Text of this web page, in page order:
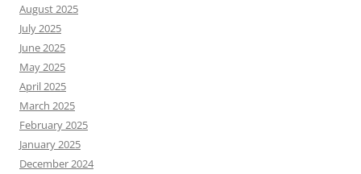
August 2025
July 2025
June 2025
May 2025
April 2025
March 2025
February 2025
January 2025
December 2024